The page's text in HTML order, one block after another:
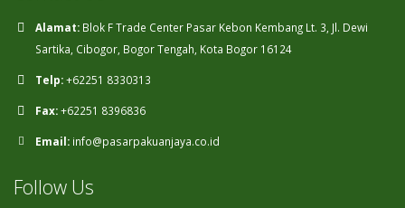
Alamat: Blok F Trade Center Pasar Kebon Kembang Lt. 3, Jl. Dewi
Sartika, Cibogor, Bogor Tengah, Kota Bogor 16124
Telp:+62251 8330313
Fax:+62251 8396836
Email: info@pasarpakuanjaya.co.id
Follow Us